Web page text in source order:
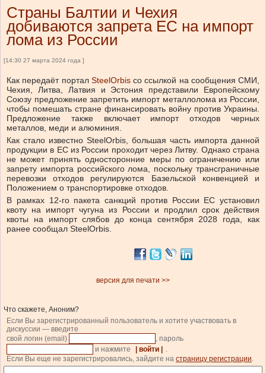
Страны Балтии и Чехия
добиваются запрета ЕС на импорт
лома из России
[14:30 27 марта 2024 года ]
Как передаёт портал SteelOrbisсо ссылкой на сообщения СМИ,
Чехия, Литва, Латвия и Эстония представили Европейскому
Союзу предложение запретить импорт металлолома из России,
чтобы помешать стране финансировать войну против Украины.
Предложение также включает импорт отходов черных
металлов, меди и алюминия.
Как стало известно SteelOrbis, большая часть импорта данной
продукции в ЕС из России проходит через Литву. Однако страна
не может принять односторонние меры по ограничению или
запрету импорта российского лома, поскольку трансграничные
перевозки отходов регулируются Базельской конвенцией и
Положением о транспортировке отходов.
В рамках 12-го пакета санкций против России ЕС установил
квоту на импорт чугуна из России и продлил срок действия
квоты на импорт слябов до конца сентября 2028 года, как
ранее сообщал SteelOrbis.
версия для печати >>
Что скажете, Аноним?
Если Вы зарегистрированный пользователь и хотите участвовать в
дискуссии — введите
свой логин (email)
, пароль
и нажмите
| войти |
.
Если Вы еще не зарегистрировались, зайдите на страницу регистрации.